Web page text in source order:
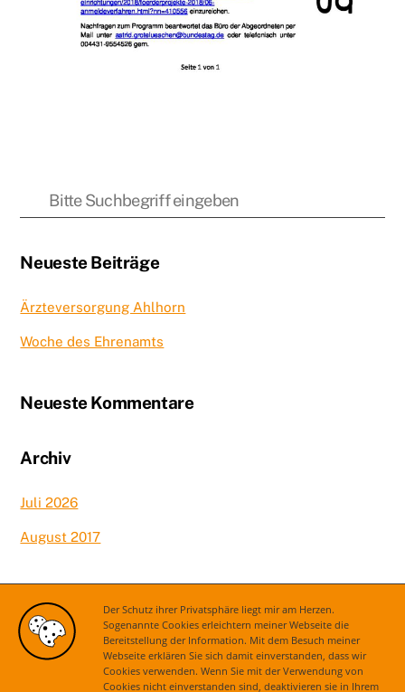
Der Schutz ihrer Privatsphäre liegt mir am Herzen.
Sogenannte Cookies erleichtern meiner Webseite die
Bereitstellung der Information. Mit dem Besuch meiner
Webseite erklären Sie sich damit einverstanden, dass wir
Cookies verwenden. Wenn Sie mit der Verwendung von
Cookies nicht einverstanden sind, deaktivieren sie in Ihrem
Neueste Beiträge
Ärzteversorgung Ahlhorn
Woche des Ehrenamts
Neueste Kommentare
Archiv
Juli 2026
August 2017
Kategorien
Aktuelles